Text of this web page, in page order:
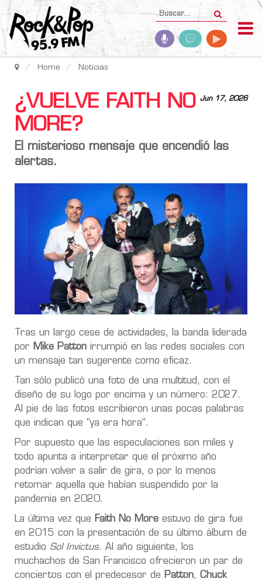
Home Noticias
Jun 17, 2026
¿VUELVE FAITH NO
MORE?
El misterioso mensaje que encendió las
alertas.
Tras un largo cese de actividades, la banda liderada
por
Mike Patton irrumpió en las redes sociales con
un mensaje tan sugerente como eficaz.
Tan sólo publicó una foto de una multitud, con el
diseño de su logo por encima y un número: 2027.
Al pie de las fotos escribieron unas pocas palabras
que indican que “ya era hora”.
Por supuesto que las especulaciones son miles y
todo apunta a interpretar que el próximo año
podrían volver a salir de gira, o por lo menos
retomar aquella que habían suspendido por la
pandemia en 2020.
La última vez que Faith No More estuvo de gira fue
en 2015 con la presentación de su último álbum de
estudio Sol Invictus. Al año siguiente, los
muchachos de San Francisco ofrecieron un par de
conciertos con el predecesor de Patton, Chuck